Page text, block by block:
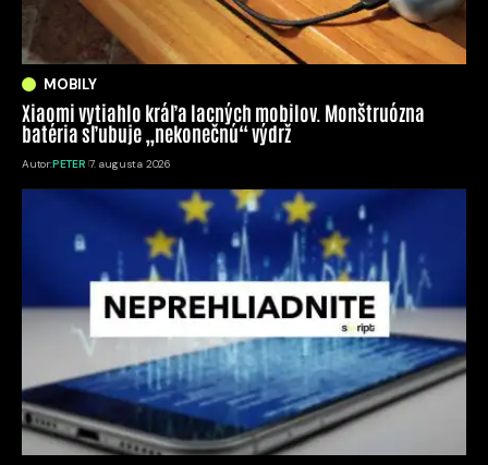
MOBILY
Xiaomi vytiahlo kráľa lacných mobilov. Monštruózna
batéria sľubuje „nekonečnú“ výdrž
Autor:PETER 7. augusta 2026